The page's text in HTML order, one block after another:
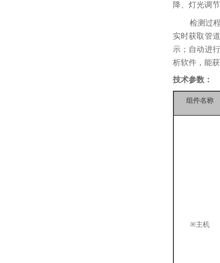
降、灯光调
检测过
实时获取管
示；自动进
析软件，能
技术参数：
组件名称
※主机